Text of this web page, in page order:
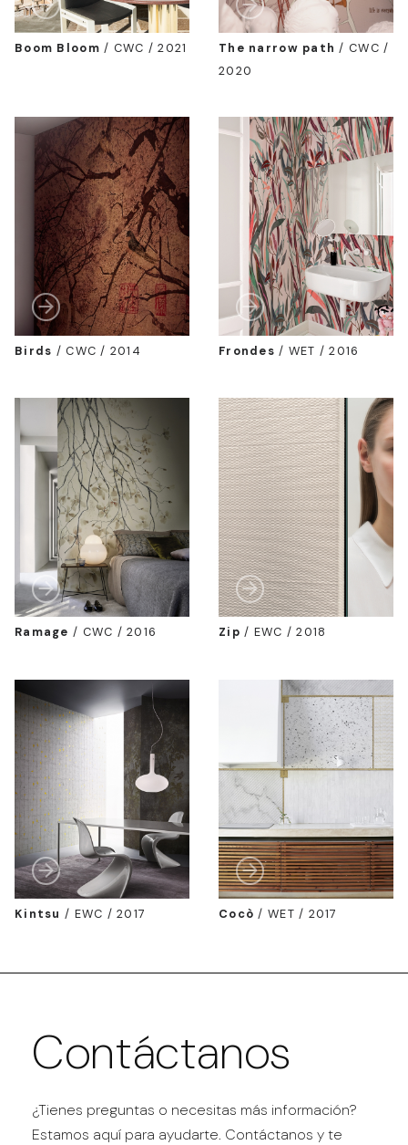
Boom Bloom / CWC / 2021 The narrow path /CWC /
2020
Birds /CWC / 2014 Frondes / WET / 2016
Ramage / CWC / 2016 Zip / EWC / 2018
Kintsu / EWC / 2017 Cocò / WET / 2017
Contáctanos
¿Tienes preguntas o necesitas más información?
Estamos aquí para ayudarte. Contáctanos y te